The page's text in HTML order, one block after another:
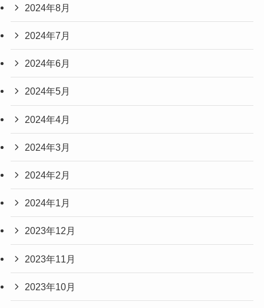
2024年8月
2024年7月
2024年6月
2024年5月
2024年4月
2024年3月
2024年2月
2024年1月
2023年12月
2023年11月
2023年10月